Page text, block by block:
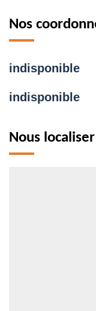
Nos
indisponible
indisponible
Nous localiser